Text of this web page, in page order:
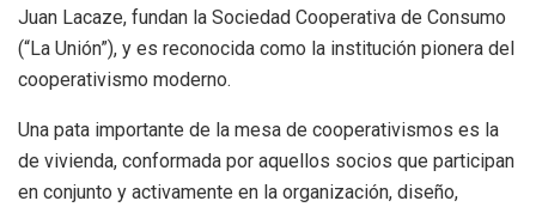
Juan Lacaze, fundan la Sociedad Cooperativa de Consumo
(“La Unión”), y es reconocida como la institución pionera del
cooperativismo moderno.
Una pata importante de la mesa de cooperativismos es la
de vivienda, conformada por aquellos socios que participan
en conjunto y activamente en la organización, diseño,